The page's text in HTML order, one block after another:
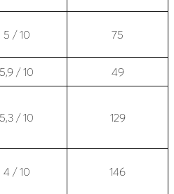
5 / 10 75
5,9 / 10 49
5,3 / 10 129
4 / 10 146